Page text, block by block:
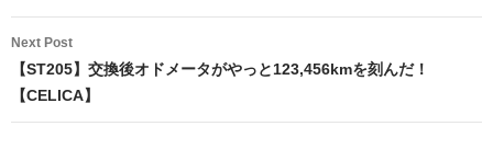
Next Post
【ST205】交換後オドメータがやっと123,456kmを刻んだ！
【CELICA】